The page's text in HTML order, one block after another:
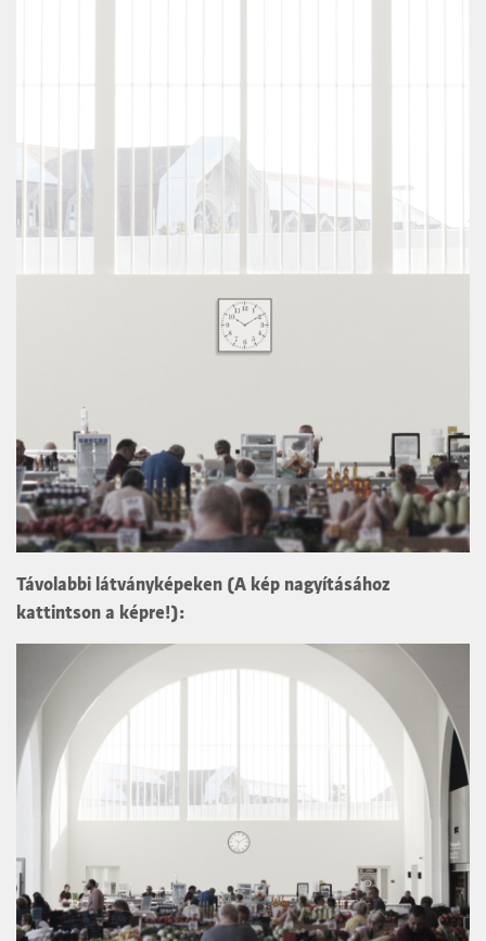
Távolabbi látványképeken (A kép nagyításához
kattintson a képre!):